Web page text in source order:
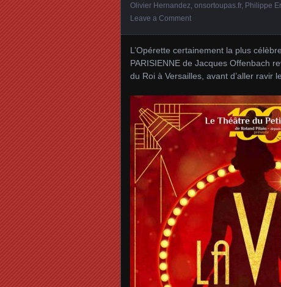
Olivier Hernandez onsortoupas.fr, Philippe
Leave a Comment
L’Opérette certainement la plus
PARISIENNE de Jacques Offenbach
du Roi à Versailles, avant d’aller ravir